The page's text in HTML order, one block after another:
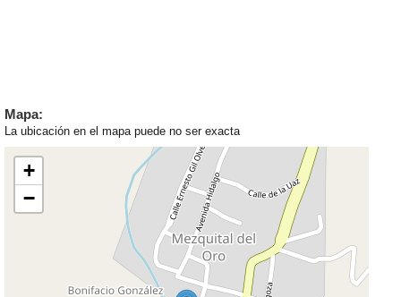
Mapa:
La ubicación en el mapa puede no ser exacta
+
−